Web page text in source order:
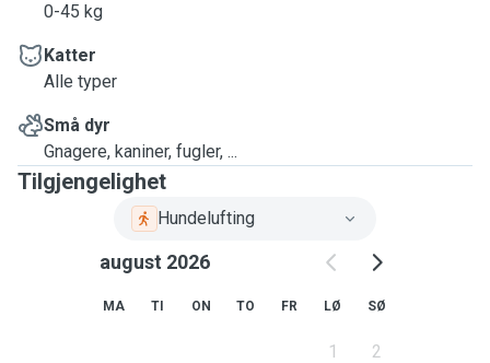
0-45 kg
Katter
Alle typer
Små dyr
Gnagere, kaniner, fugler, ...
Tilgjengelighet
Hundelufting
august 2026
MA TI ON TO FR LØ SØ
1 2